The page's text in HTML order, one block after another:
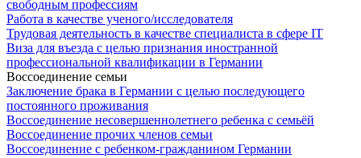
свободным профессиям
Работа в качестве ученого/исследователя
Трудовая деятельность в качестве специалиста в сфере IT
Виза для въезда с целью признания иностранной
профессиональной квалификации в Германии
Воссоединение семьи
Заключение брака в Германии с целью последующего
постоянного проживания
Воссоединение несовершеннолетнего ребенка с семьёй
Воссоединение прочих членов семьи
Воссоединение с ребенком-гражданином Германии